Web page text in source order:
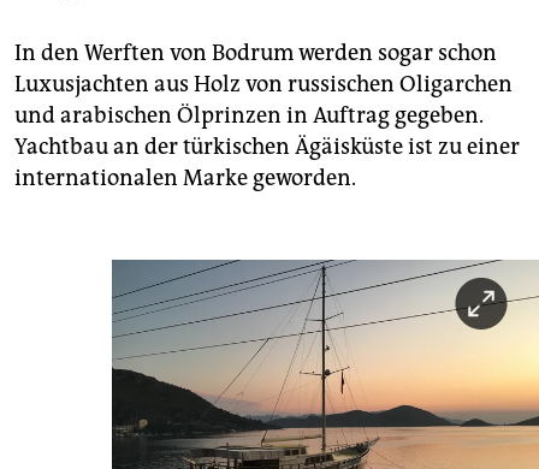
In den Werften von Bodrum werden sogar schon
Luxusjachten aus Holz von russischen Oligarchen
und arabischen Ölprinzen in Auftrag gegeben.
Yachtbau an der türkischen Ägäisküste ist zu einer
internationalen Marke geworden.